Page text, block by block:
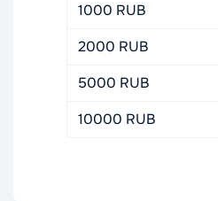
1000 RUB
2000 RUB
5000 RUB
10000 RUB